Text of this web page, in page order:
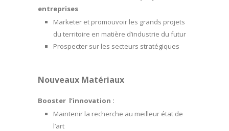
entreprises
Marketer et promouvoir les grands projets
du territoire en matière d’industrie du futur
Prospecter sur les secteurs stratégiques
Nouveaux Matériaux
Booster l’innovation :
Maintenir la recherche au meilleur état de
l’art